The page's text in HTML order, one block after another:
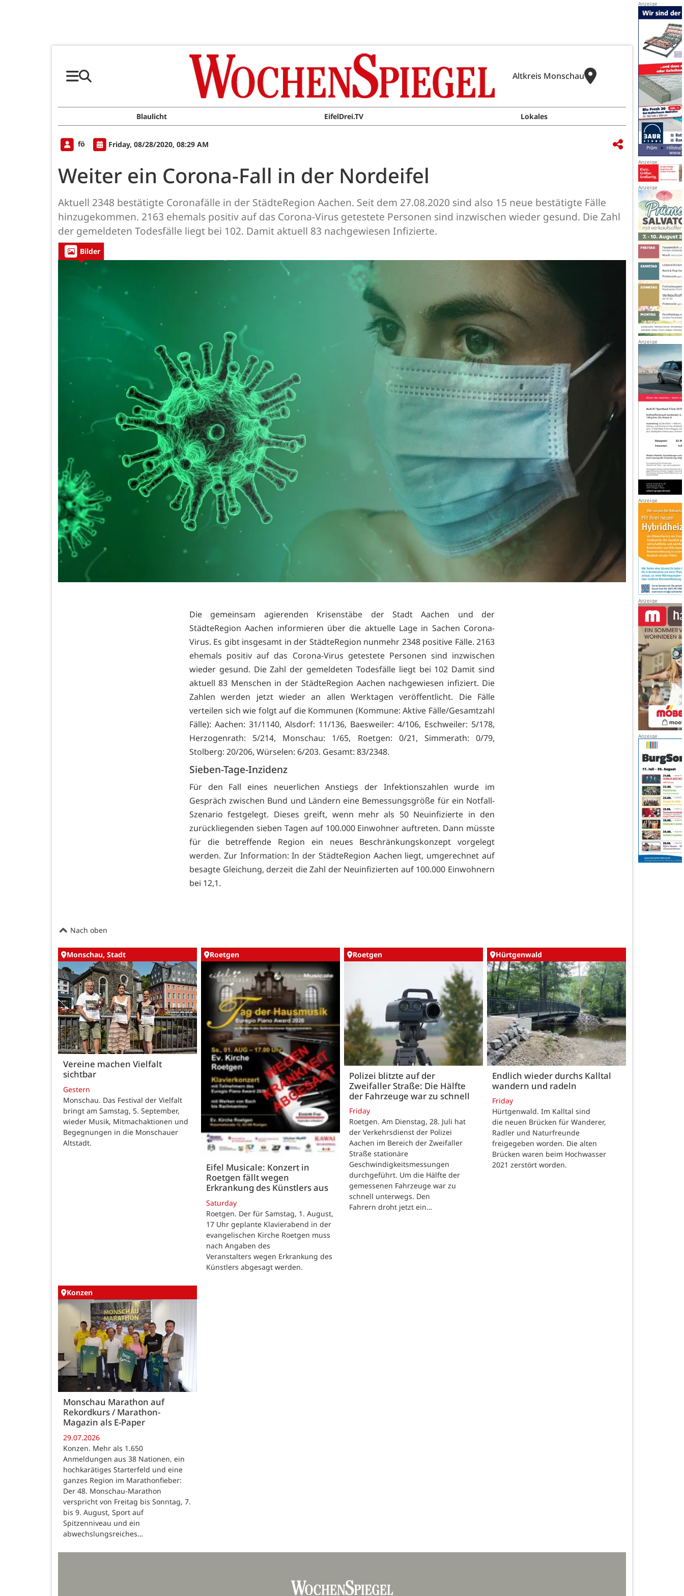
Altkreis Monschau
Blaulicht EifelDrei.TV Lokales
fö Friday, 08/28/2020, 08:29 AM
Weiter ein Corona-Fall in der Nordeifel
Aktuell 2348 bestätigte Coronafälle in der StädteRegion Aachen. Seit dem 27.08.2020 sind also 15 neue bestätigte Fälle
hinzugekommen. 2163 ehemals positiv auf das Corona-Virus getestete Personen sind inzwischen wieder gesund. Die Zahl
der gemeldeten Todesfälle liegt bei 102. Damit aktuell 83 nachgewiesen Infizierte.
Bilder
Die gemeinsam agierenden Krisenstäbe der Stadt Aachen und der
StädteRegion Aachen informieren über die aktuelle Lage in Sachen Corona-
Virus. Es gibt insgesamt in der StädteRegion nunmehr 2348 positive Fälle. 2163
ehemals positiv auf das Corona-Virus getestete Personen sind inzwischen
wieder gesund. Die Zahl der gemeldeten Todesfälle liegt bei 102 Damit sind
aktuell 83 Menschen in der StädteRegion Aachen nachgewiesen infiziert. Die
Zahlen werden jetzt wieder an allen Werktagen veröffentlicht. Die Fälle
verteilen sich wie folgt auf die Kommunen (Kommune: Aktive Fälle/Gesamtzahl
Fälle): Aachen: 31/1140, Alsdorf: 11/136, Baesweiler: 4/106, Eschweiler: 5/178,
Herzogenrath: 5/214, Monschau: 1/65, Roetgen: 0/21, Simmerath: 0/79,
Stolberg: 20/206, Würselen: 6/203. Gesamt: 83/2348.
Sieben-Tage-Inzidenz
Für den Fall eines neuerlichen Anstiegs der Infektionszahlen wurde im
Gespräch zwischen Bund und Ländern eine Bemessungsgröße für ein Notfall-
Szenario festgelegt. Dieses greift, wenn mehr als 50 Neuinfizierte in den
zurückliegenden sieben Tagen auf 100.000 Einwohner auftreten. Dann müsste
für die betreffende Region ein neues Beschränkungskonzept vorgelegt
werden. Zur Information: In der StädteRegion Aachen liegt, umgerechnet auf
besagte Gleichung, derzeit die Zahl der Neuinfizierten auf 100.000 Einwohnern
bei 12,1.
Nach oben
Monschau, Stadt
Vereine machen Vielfalt
sichtbar
Gestern
Monschau. Das Festival der Vielfalt
bringt am Samstag, 5. September,
wieder Musik, Mitmachaktionen und
Begegnungen in die Monschauer
Altstadt.
Roetgen
Eifel Musicale: Konzert in
Roetgen fällt wegen
Erkrankung des Künstlers aus
Saturday
Roetgen. Der für Samstag, 1. August,
17 Uhr geplante Klavierabend in der
evangelischen Kirche Roetgen muss
nach Angaben des
Veranstalters wegen Erkrankung des
Künstlers abgesagt werden.
Roetgen
Polizei blitzte auf der
Zweifaller Straße: Die Hälfte
der Fahrzeuge war zu schnell
Friday
Roetgen. Am Dienstag, 28. Juli hat
der Verkehrsdienst der Polizei
Aachen im Bereich der Zweifaller
Straße stationäre
Geschwindigkeitsmessungen
durchgeführt. Um die Hälfte der
gemessenen Fahrzeuge war zu
schnell unterwegs. Den
Fahrern droht jetzt ein…
Hürtgenwald
Endlich wieder durchs Kalltal
wandern und radeln
Friday
Hürtgenwald. Im Kalltal sind
die neuen Brücken für Wanderer,
Radler und Naturfreunde
freigegeben worden. Die alten
Brücken waren beim Hochwasser
2021 zerstört worden.
Konzen
Monschau Marathon auf
Rekordkurs / Marathon-
Magazin als E-Paper
29.07.2026
Konzen. Mehr als 1.650
Anmeldungen aus 38 Nationen, ein
hochkarätiges Starterfeld und eine
ganzes Region im Marathonfieber:
Der 48. Monschau-Marathon
verspricht von Freitag bis Sonntag, 7.
bis 9. August, Sport auf
Spitzenniveau und ein
abwechslungsreiches…